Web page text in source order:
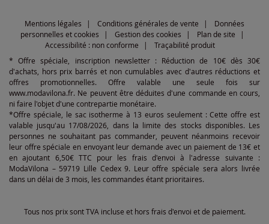
Mentions légales Conditions générales de vente
Données
personnelles et cookies
Gestion des cookies
Plan de site
Accessibilité : non conforme
Traçabilité produit
* Offre spéciale, inscription newsletter : Réduction de 10€ dès 30€
d'achats, hors prix barrés et non cumulables avec d'autres réductions et
offres promotionnelles. Offre valable une seule fois sur
www.modavilona.fr. Ne peuvent être déduites d'une commande en cours,
ni faire l'objet d'une contrepartie monétaire.
*Offre spéciale, le sac isotherme à 13 euros seulement : Cette offre est
valable jusqu'au 17/08/2026, dans la limite des stocks disponibles. Les
personnes ne souhaitant pas commander, peuvent néanmoins recevoir
leur offre spéciale en envoyant leur demande avec un paiement de 13€ et
en ajoutant 6,50€ TTC pour les frais d'envoi à l'adresse suivante :
ModaVilona – 59719 Lille Cedex 9. Leur offre spéciale sera alors livrée
dans un délai de 3 mois, les commandes étant prioritaires.
Tous nos prix sont TVA incluse et hors frais d'envoi et de paiement.